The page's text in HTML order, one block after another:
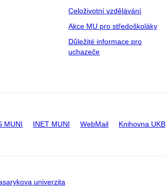
Celoživotní vzdělávání
Akce MU pro středoškoláky
Důležité informace pro
uchazeče
MUNI INET MUNI WebMail Knihovna UKB
univerzita